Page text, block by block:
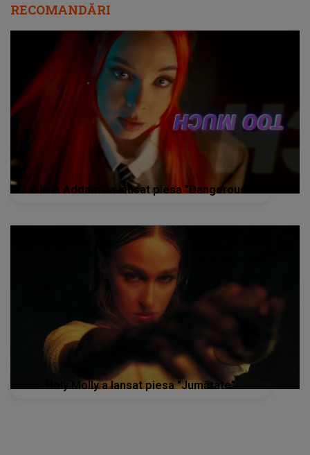
RECOMANDĂRI
Olivia Addams a lansat piesa "Dangerous"
Holy Molly a lansat piesa "Jumătate"